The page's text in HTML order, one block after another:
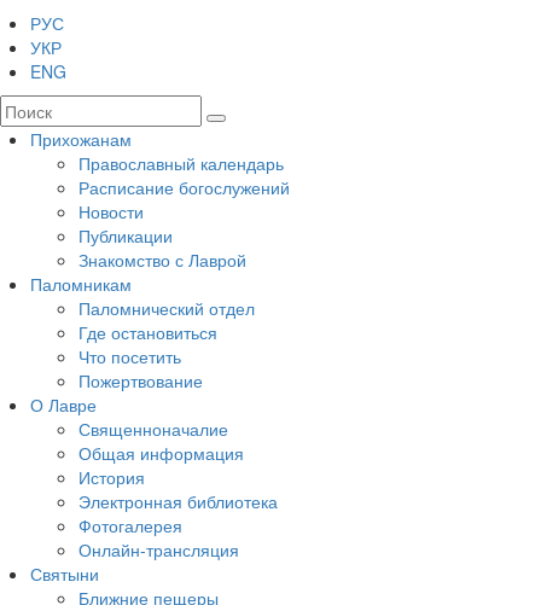
РУС
УКР
ENG
Прихожанам
Православный календарь
Расписание богослужений
Новости
Публикации
Знакомство с Лаврой
Паломникам
Паломнический отдел
Где остановиться
Что посетить
Пожертвование
О Лавре
Священноначалие
Общая информация
История
Электронная библиотека
Фотогалерея
Онлайн-трансляция
Святыни
Ближние пещеры